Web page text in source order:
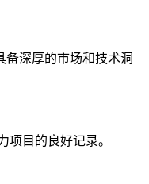
备深厚的市场和技术洞
目的良好记录。